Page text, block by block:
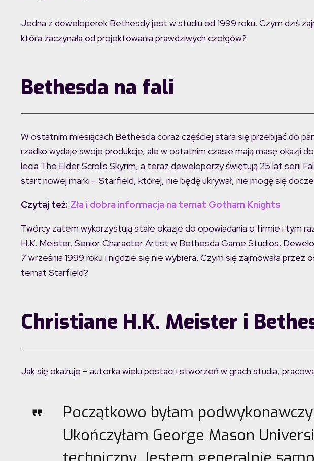
Jedna z deweloperek Bethesdy jest w studiu od 1999 roku. Czym dziś
która zaczynała od projektowania prawdziwych czołgów?
Bethesda na fali
W ostatnim miesiącach Bethesda coraz częściej stara się przebijać do
rzadko wydaje swoje produkcje, ale w ostatnim czasie mają masę okazji
lecia The Elder Scrolls Skyrim, a teraz deweloperzy świętują 25 lat serii
start nowej marki – Starfield, której, nie będę ukrywał, nie mogę się
Czytaj też: Zła i dobra informacja na temat Gotham Knights
Twórcy zatem wykorzystują stałe okazje do opowiadania o firmie i tym
H.K. Meister, Senior Character Artist w Bethesda Game Studios.
7 września 1999 roku i nigdzie się nie wybiera. Czym się zajmowała przez
temat Starfield?
Christiane H.K. Meister i
Jak się okazuje – autorka wielu postaci i stworzeń w grach studia,
Początkowo byłam
Ukończyłam George Mason